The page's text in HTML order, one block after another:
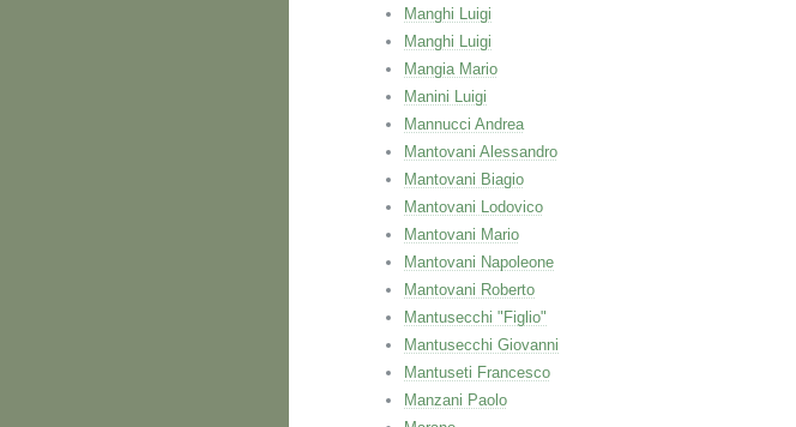
Manghi Luigi
Manghi Luigi
Mangia Mario
Manini Luigi
Mannucci Andrea
Mantovani Alessandro
Mantovani Biagio
Mantovani Lodovico
Mantovani Mario
Mantovani Napoleone
Mantovani Roberto
Mantusecchi "Figlio"
Mantusecchi Giovanni
Mantuseti Francesco
Manzani Paolo